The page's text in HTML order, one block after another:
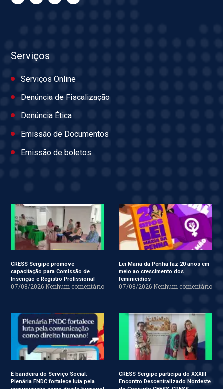
Serviços
Serviços Online
Denúncia de Fiscalização
Denúncia Ética
Emissão de Documentos
Emissão de boletos
CRESS Sergipe promove
capacitação para Comissão de
Inscrição e Registro Profissional
07/08/2026 Nenhum comentário
Lei Maria da Penha faz 20 anos em
meio ao crescimento dos
feminicídios
07/08/2026 Nenhum comentário
É bandeira do Serviço Social:
Plenária FNDC fortalece luta pela
CRESS Sergipe participa do XXXIII
Encontro Descentralizado Nordeste